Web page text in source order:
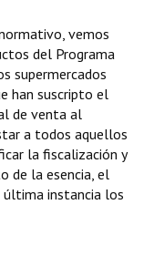
vemos
del Programa
supermercados
han suscripto el
de venta al
a todos aquellos
la fiscalización y
de la esencia, el
última instancia los